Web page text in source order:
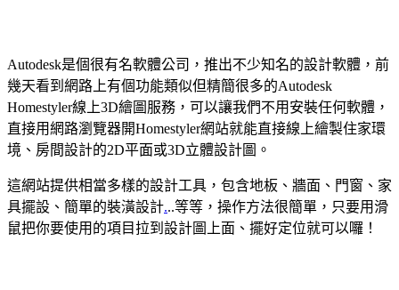
Autodesk是個很有名軟體公司，推出不少知名的設計軟體，前
幾天看到網路上有個功能類似但精簡很多的Autodesk
Homestyler線上3D繪圖服務，可以讓我們不用安裝任何軟體，
直接用網路瀏覽器開Homestyler網站就能直接線上繪製住家環
境、房間設計的2D平面或3D立體設計圖。
這網站提供相當多樣的設計工具，包含地板、牆面、門窗、家
具擺設、簡單的裝潢設計...等等，操作方法很簡單，只要用滑
鼠把你要使用的項目拉到設計圖上面、擺好定位就可以囉！